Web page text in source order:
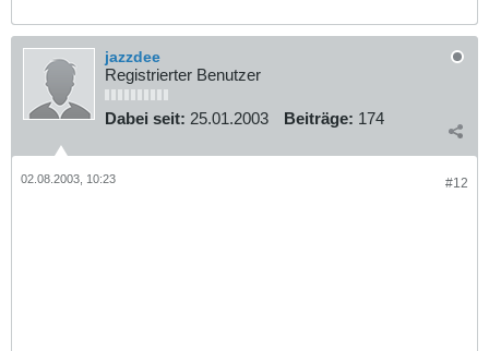
jazzdee
Registrierter Benutzer
Dabei seit: 25.01.2003 Beiträge: 174
#12
02.08.2003, 10:23